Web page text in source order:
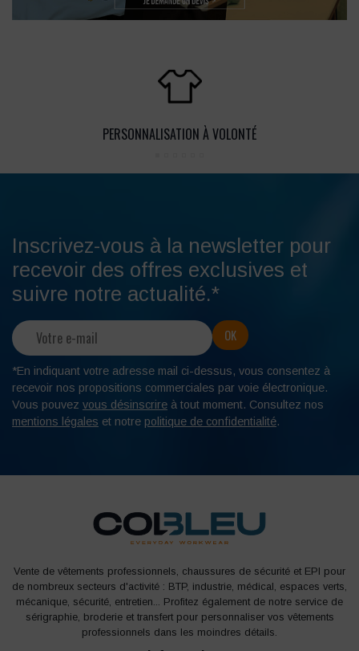
PERSONNALISATION À VOLONTÉ
Inscrivez-vous à la newsletter pour
recevoir des offres exclusives et
suivre notre actualité.*
*En indiquant votre adresse mail ci-dessus, vous consentez à
recevoir nos propositions commerciales par voie électronique.
Vous pouvez vous désinscrire à tout moment. Consultez nos
mentions légales et notre politique de confidentialité.
Vente de vêtements professionnels, chaussures de sécurité et EPI pour
de nombreux secteurs d'activité : BTP, industrie, médical, espaces verts,
mécanique, sécurité, entretien... Profitez également de notre service de
sérigraphie, broderie et transfert pour personnaliser vos vêtements
professionnels dans les moindres détails.